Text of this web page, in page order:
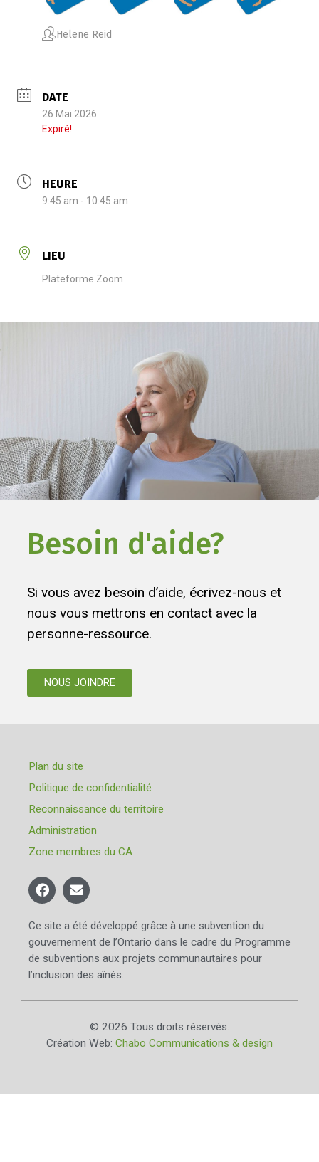
Helene Reid
DATE
26 Mai 2026
Expiré!
HEURE
9:45 am - 10:45 am
LIEU
Plateforme Zoom
Besoin d'aide?
Si vous avez besoin d’aide, écrivez-nous et
nous vous mettrons en contact avec la
personne-ressource.
NOUS JOINDRE
Plan du site
Politique de confidentialité
Reconnaissance du territoire
Administration
Zone membres du CA
Ce site a été développé grâce à une subvention du
gouvernement de l’Ontario dans le cadre du Programme
de subventions aux projets communautaires pour
l’inclusion des aînés.
© 2026 Tous droits réservés.
Création Web: Chabo Communications & design